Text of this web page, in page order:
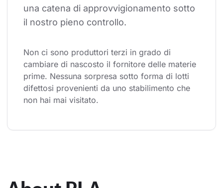
una catena di approvvigionamento sotto
il nostro pieno controllo.
Non ci sono produttori terzi in grado di
cambiare di nascosto il fornitore delle materie
prime. Nessuna sorpresa sotto forma di lotti
difettosi provenienti da uno stabilimento che
non hai mai visitato.